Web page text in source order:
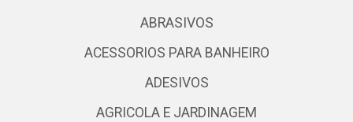
ABRASIVOS
ACESSORIOS PARA BANHEIRO
ADESIVOS
AGRICOLA E JARDINAGEM